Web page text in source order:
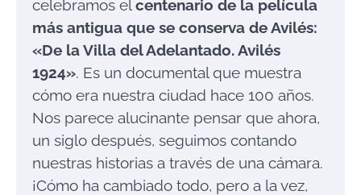
celebramos elcentenario de la película
más antigua que se conserva de Avilés:
«De la Villa del Adelantado. Avilés
1924». Es un documental que muestra
cómo era nuestra ciudad hace 100 años.
Nos parece alucinante pensar que ahora,
un siglo después, seguimos contando
nuestras historias a través de una cámara.
¡Cómo ha cambiado todo, pero a la vez,